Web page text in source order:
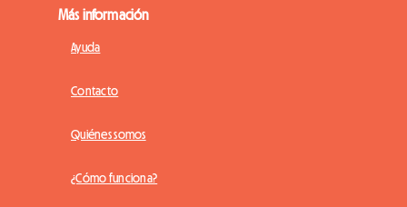
Más información
Ayuda
Contacto
Quiénes somos
¿Cómo funciona?